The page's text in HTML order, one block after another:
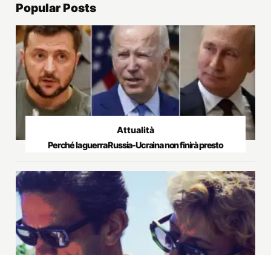
Popular Posts
Attualità
Perché la guerra Russia-Ucraina non finirà presto